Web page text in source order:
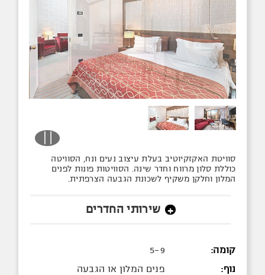
סוויטת האקזקיוטיב בעלת עיצוב נעים ונח, הסוויטה
כוללת סלון מרווח וחדר שינה. הסוויטות פונות לפנים
המלון וחלקן משקיף לשכונת הגבעה הצרפתית.
+ שירותי החדרים
קומה:
5-9
נוף:
פנים המלון או הגבעה